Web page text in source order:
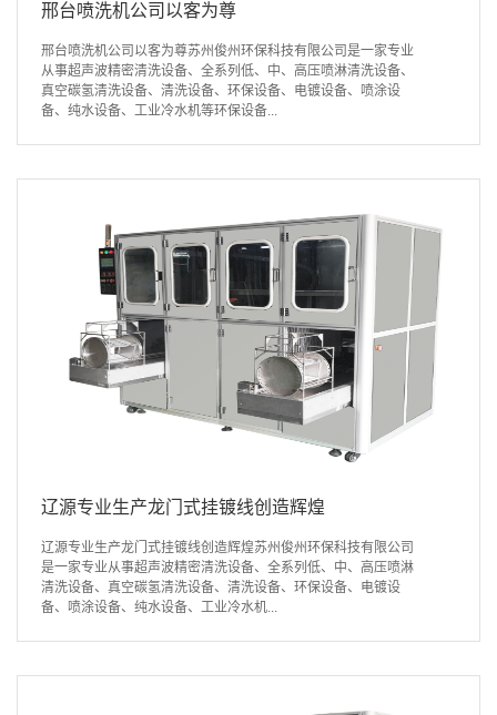
邢台喷洗机公司以客为尊
邢台喷洗机公司以客为尊苏州俊州环保科技有限公司是一家专业
从事超声波精密清洗设备、全系列低、中、高压喷淋清洗设备、
真空碳氢清洗设备、清洗设备、环保设备、电镀设备、喷涂设
备、纯水设备、工业冷水机等环保设备...
辽源专业生产龙门式挂镀线创造辉煌
辽源专业生产龙门式挂镀线创造辉煌苏州俊州环保科技有限公司
是一家专业从事超声波精密清洗设备、全系列低、中、高压喷淋
清洗设备、真空碳氢清洗设备、清洗设备、环保设备、电镀设
备、喷涂设备、纯水设备、工业冷水机...